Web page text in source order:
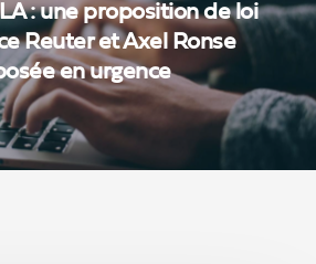
: une proposition de loi
Reuter et Axel Ronse
en urgence